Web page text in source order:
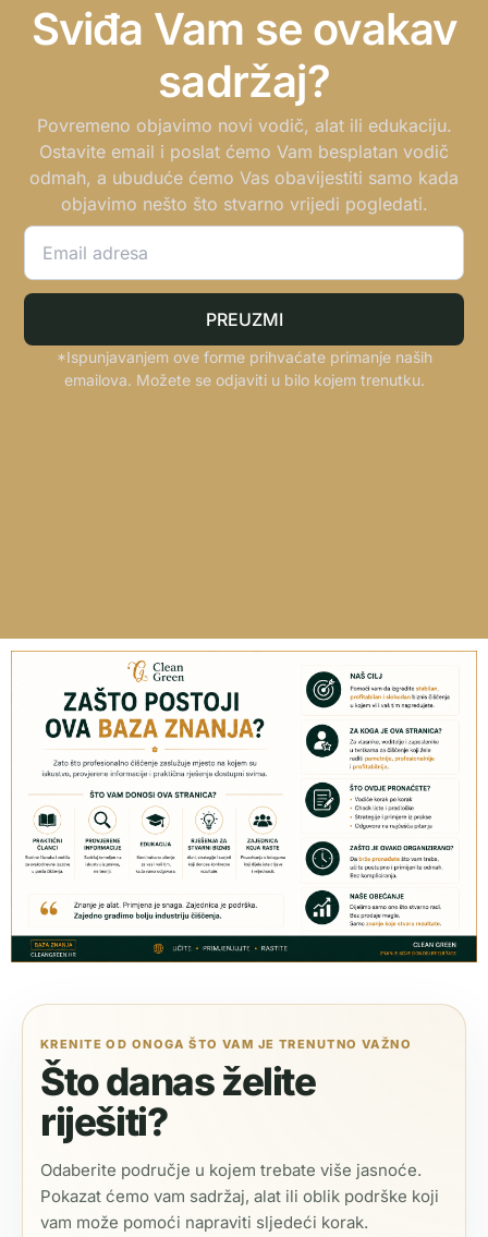
Sviđa Vam se ovakav
sadržaj?
Povremeno objavimo novi vodič, alat ili edukaciju.
Ostavite email i poslat ćemo Vam besplatan vodič
odmah, a ubuduće ćemo Vas obavijestiti samo kada
objavimo nešto što stvarno vrijedi pogledati.
PREUZMI
*Ispunjavanjem ove forme prihvaćate primanje naših
emailova. Možete se odjaviti u bilo kojem trenutku.
KRENITE OD ONOGA ŠTO VAM JE TRENUTNO VAŽNO
Što danas želite
riješiti?
Odaberite područje u kojem trebate više jasnoće.
Pokazat ćemo vam sadržaj, alat ili oblik podrške koji
vam može pomoći napraviti sljedeći korak.